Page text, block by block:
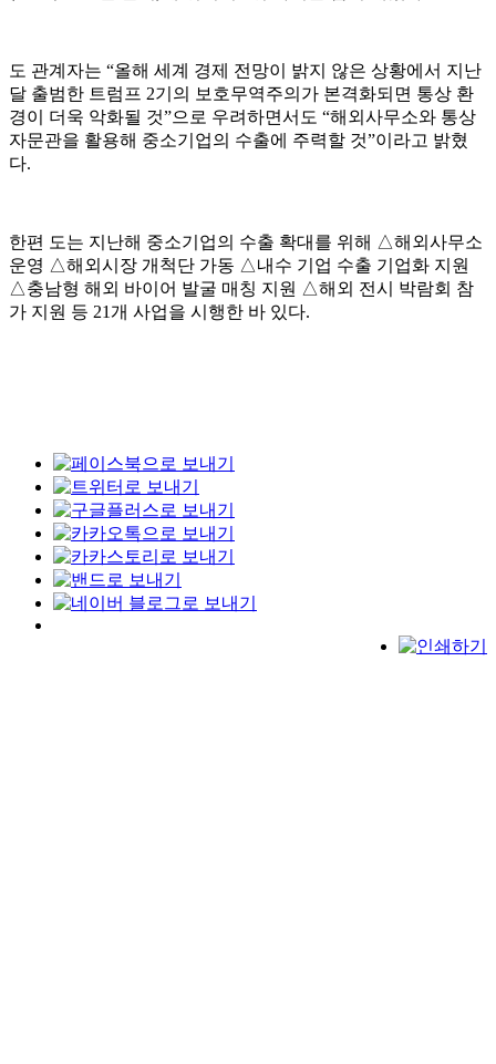
도 관계자는 “올해 세계 경제 전망이 밝지 않은 상황에서 지난
달 출범한 트럼프 2기의 보호무역주의가 본격화되면 통상 환
경이 더욱 악화될 것”으로 우려하면서도 “해외사무소와 통상
자문관을 활용해 중소기업의 수출에 주력할 것”이라고 밝혔
다.
한편 도는 지난해 중소기업의 수출 확대를 위해 △해외사무소
운영 △해외시장 개척단 가동 △내수 기업 수출 기업화 지원
△충남형 해외 바이어 발굴 매칭 지원 △해외 전시 박람회 참
가 지원 등 21개 사업을 시행한 바 있다.